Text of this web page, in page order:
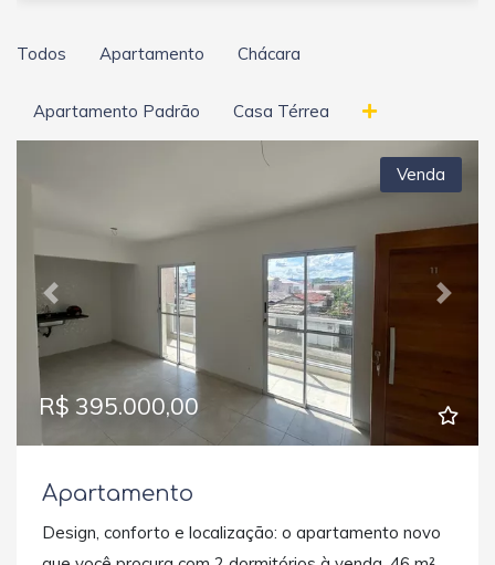
Todos Apartamento Chácara
Apartamento Padrão Casa Térrea
Previous Next
Venda
R$ 395.000,00
Apartamento
Design, conforto e localização: o apartamento novo